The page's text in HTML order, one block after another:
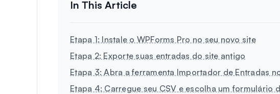
Etapa 1: Instale o WPForms Pro no seu novo site
Etapa 2: Exporte suas entradas do site antigo
Etapa 3: Abra a ferramenta Importador de Entradas
Etapa 4: Carregue seu CSV e escolha um formulário